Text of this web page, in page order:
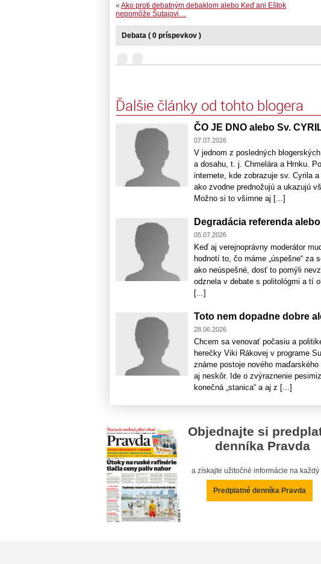
« Ako proti debatným debaklom alebo Keď ani Eštok
nepomôže Šutajovi…
Debata ( 0 príspevkov )
Ďalšie články od tohto blogera
ČO JE DNO alebo Sv.
07.07.2026
V jednom z posledných
a dosahu, t. j. Chmelára a Hrnku.
internete, kde zobrazuje sv. Cyrila
ako zvodne prednožujú a ukazujú
Možno si to všimne aj [...]
Degradácia referenda
05.07.2026
Keď aj verejnoprávny moderátor
hodnotí to, čo máme „úspešne“ za
ako neúspešné, dosť to pomýli
odznela v debate s politológmi a tí
[...]
Toto nem dopadne dobre
28.06.2026
Chcem sa venovať počasiu a
herečky Viki Rákovej v programe
známe postoje nového
aj neskôr. Ide o zvýraznenie
konečná „stanica“ a aj z [...]
Objednajte si
denníka Pravda
a získajte užitočné informácie na každý
Predplatné denníka Pravda